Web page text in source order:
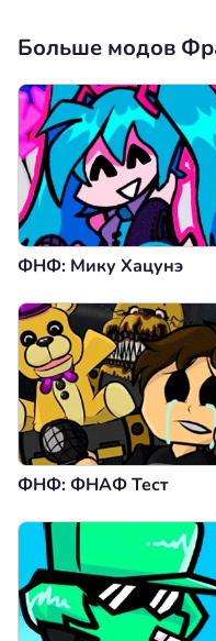
Больше модов
ФНФ: Мику Хацунэ
ФНФ: ФНАФ Тест